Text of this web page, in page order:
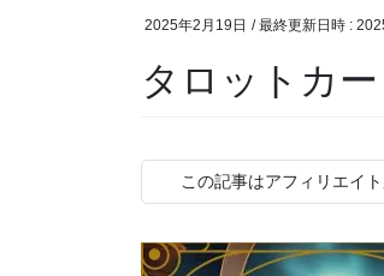
2025年2月19日 / 最終更新日時 :
タロットカ
この記事はアフィリエイ